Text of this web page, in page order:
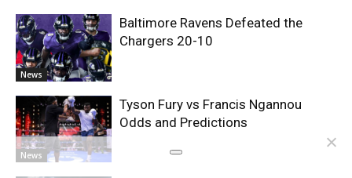
News
Baltimore Ravens Defeated the
Chargers 20-10
News
Tyson Fury vs Francis Ngannou
Odds and Predictions